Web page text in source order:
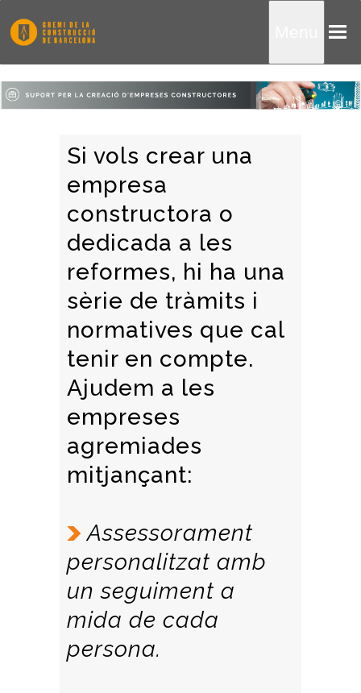
Si vols crear una
empresa
constructora o
dedicada a les
reformes, hi ha una
sèrie de tràmits i
normatives que cal
tenir en compte.
Ajudem a les
empreses
agremiades
mitjançant:
Assessorament
personalitzat amb
un seguiment a
mida de cada
persona.